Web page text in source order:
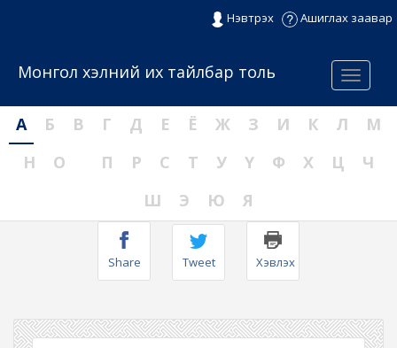
Нэвтрэх Ашиглах заавар
Menu
Монгол хэлний их тайлбар толь
А Б В Г Д Е Ё Ж З И К Л
М
Н
О П Р С Т У Ү Ф Х Ц
Ч
Ш
Э Ю Я
Share Tweet Хэвлэх